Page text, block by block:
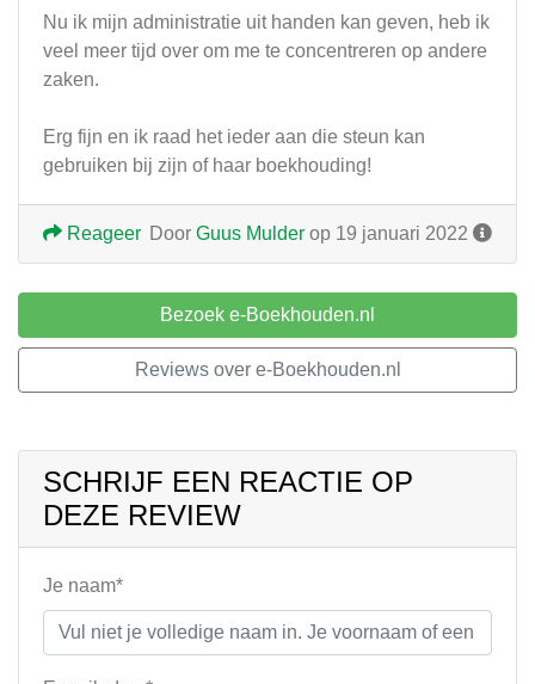
Nu ik mijn administratie uit handen kan geven, heb ik
veel meer tijd over om me te concentreren op andere
zaken.
Erg fijn en ik raad het ieder aan die steun kan
gebruiken bij zijn of haar boekhouding!
Door Guus Mulder op 19 januari 2022
Reageer
Bezoek e-Boekhouden.nl
Reviews over e-Boekhouden.nl
SCHRIJF EEN REACTIE OP
DEZE REVIEW
Je naam*